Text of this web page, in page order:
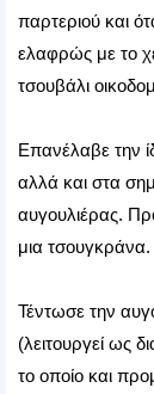
παρτεριού και
ελαφρώς με το
τσουβάλι
Επανέλαβε την
αλλά και στα
αυγουλιέρας.
μια τσουγκράνα.
Τέντωσε την
(λειτουργεί ως
το οποίο και